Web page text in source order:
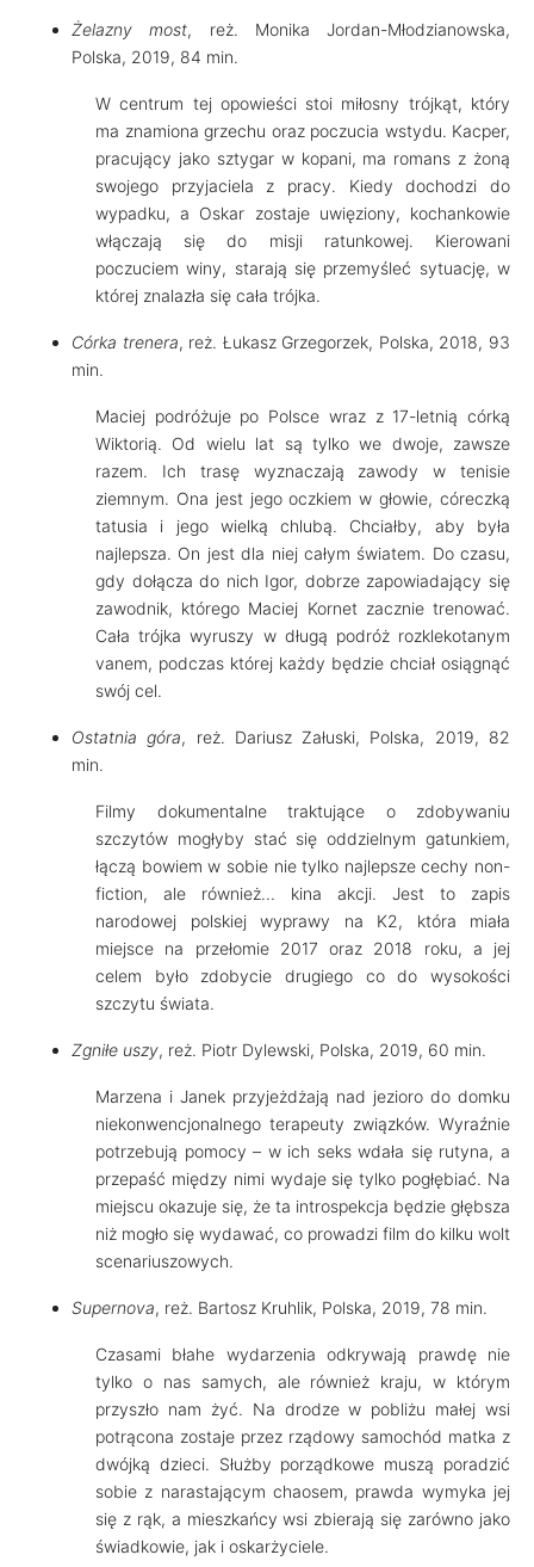
Żelazny most, reż. Monika Jordan-Młodzianowska,
Polska, 2019, 84 min.
W centrum tej opowieści stoi miłosny trójkąt, który
ma znamiona grzechu oraz poczucia wstydu. Kacper,
pracujący jako sztygar w kopani, ma romans z żoną
swojego przyjaciela z pracy. Kiedy dochodzi do
wypadku, a Oskar zostaje uwięziony, kochankowie
włączają się do misji ratunkowej. Kierowani
poczuciem winy, starają się przemyśleć sytuację, w
której znalazła się cała trójka.
Córka trenera, reż. Łukasz Grzegorzek, Polska, 2018, 93
min.
Maciej podróżuje po Polsce wraz z 17-letnią córką
Wiktorią. Od wielu lat są tylko we dwoje, zawsze
razem. Ich trasę wyznaczają zawody w tenisie
ziemnym. Ona jest jego oczkiem w głowie, córeczką
tatusia i jego wielką chlubą. Chciałby, aby była
najlepsza. On jest dla niej całym światem. Do czasu,
gdy dołącza do nich Igor, dobrze zapowiadający się
zawodnik, którego Maciej Kornet zacznie trenować.
Cała trójka wyruszy w długą podróż rozklekotanym
vanem, podczas której każdy będzie chciał osiągnąć
swój cel.
Ostatnia góra, reż. Dariusz Załuski, Polska, 2019, 82
min.
Filmy dokumentalne traktujące o zdobywaniu
szczytów mogłyby stać się oddzielnym gatunkiem,
łączą bowiem w sobie nie tylko najlepsze cechy non-
fiction, ale również... kina akcji. Jest to zapis
narodowej polskiej wyprawy na K2, która miała
miejsce na przełomie 2017 oraz 2018 roku, a jej
celem było zdobycie drugiego co do wysokości
szczytu świata.
Zgniłe uszy, reż. Piotr Dylewski, Polska, 2019, 60 min.
Marzena i Janek przyjeżdżają nad jezioro do domku
niekonwencjonalnego terapeuty związków. Wyraźnie
potrzebują pomocy – w ich seks wdała się rutyna, a
przepaść między nimi wydaje się tylko pogłębiać. Na
miejscu okazuje się, że ta introspekcja będzie głębsza
niż mogło się wydawać, co prowadzi film do kilku wolt
scenariuszowych.
Supernova, reż. Bartosz Kruhlik, Polska, 2019, 78 min.
Czasami błahe wydarzenia odkrywają prawdę nie
tylko o nas samych, ale również kraju, w którym
przyszło nam żyć. Na drodze w pobliżu małej wsi
potrącona zostaje przez rządowy samochód matka z
dwójką dzieci. Służby porządkowe muszą poradzić
sobie z narastającym chaosem, prawda wymyka jej
się z rąk, a mieszkańcy wsi zbierają się zarówno jako
świadkowie, jak i oskarżyciele.